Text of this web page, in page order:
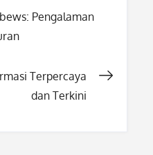
Pengalaman
Terpercaya
dan Terkini